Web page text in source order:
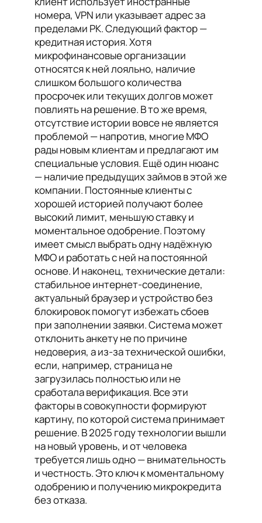
номера, VPN или указывает адрес за
пределами РК. Следующий фактор —
кредитная история. Хотя
микрофинансовые организации
относятся к ней лояльно, наличие
слишком большого количества
просрочек или текущих долгов может
повлиять на решение. В то же время,
отсутствие истории вовсе не является
проблемой — напротив, многие МФО
рады новым клиентам и предлагают им
специальные условия. Ещё один нюанс
— наличие предыдущих займов в этой же
компании. Постоянные клиенты с
хорошей историей получают более
высокий лимит, меньшую ставку и
моментальное одобрение. Поэтому
имеет смысл выбрать одну надёжную
МФО и работать с ней на постоянной
основе. И наконец, технические детали:
стабильное интернет-соединение,
актуальный браузер и устройство без
блокировок помогут избежать сбоев
при заполнении заявки. Система может
отклонить анкету не по причине
недоверия, а из-за технической ошибки,
если, например, страница не
загрузилась полностью или не
сработала верификация. Все эти
факторы в совокупности формируют
картину, по которой система принимает
решение. В 2025 году технологии вышли
на новый уровень, и от человека
требуется лишь одно — внимательность
и честность. Это ключ к моментальному
одобрению и получению микрокредита
без отказа.